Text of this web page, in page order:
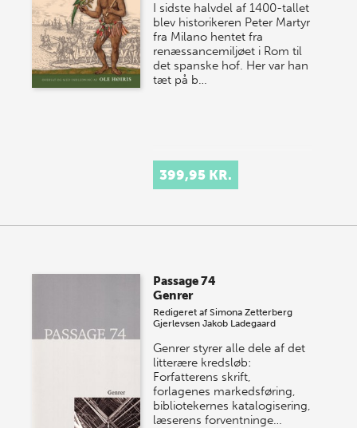
I sidste halvdel af 1400-tallet
blev historikeren Peter Martyr
fra Milano hentet fra
renæssancemiljøet i Rom til
det spanske hof. Her var han
tæt på b…
399,95 KR.
Passage 74
Genrer
Redigeret afSimona Zetterberg
Gjerlevsen Jakob Ladegaard
Genrer styrer alle dele af det
litterære kredsløb:
Forfatterens skrift,
forlagenes markedsføring,
bibliotekernes katalogisering,
læserens forventninge…